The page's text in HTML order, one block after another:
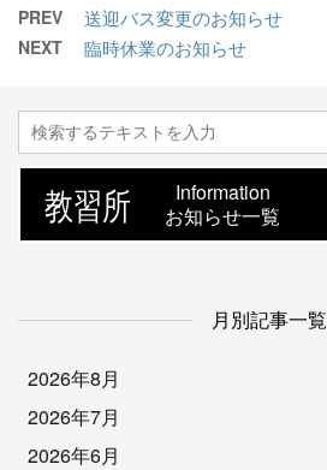
PREV 送迎バス変更のお知らせ
NEXT 臨時休業のお知らせ
教習所
Information
お知らせ一覧
月別記事一覧
2026年8月
2026年7月
2026年6月